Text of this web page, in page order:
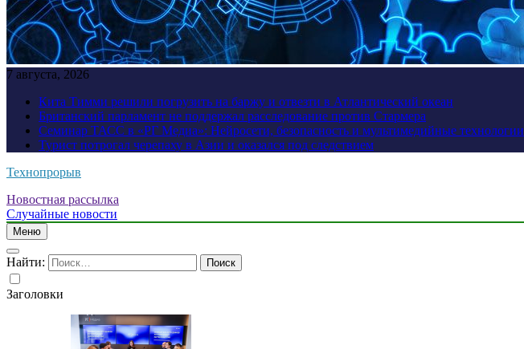
7 августа, 2026
Кита Тимми решили погрузить на баржу и отвезти в Атлантический океан
Британский парламент не поддержал расследование против Стармера
Семинар ТАСС в «РГ Медиа»: Нейросети, безопасность и мультимедийные технологии
Турист потрогал черепаху в Азии и оказался под следствием
Технопрорыв
Новостная рассылка
Случайные новости
Меню
Найти:
Заголовки